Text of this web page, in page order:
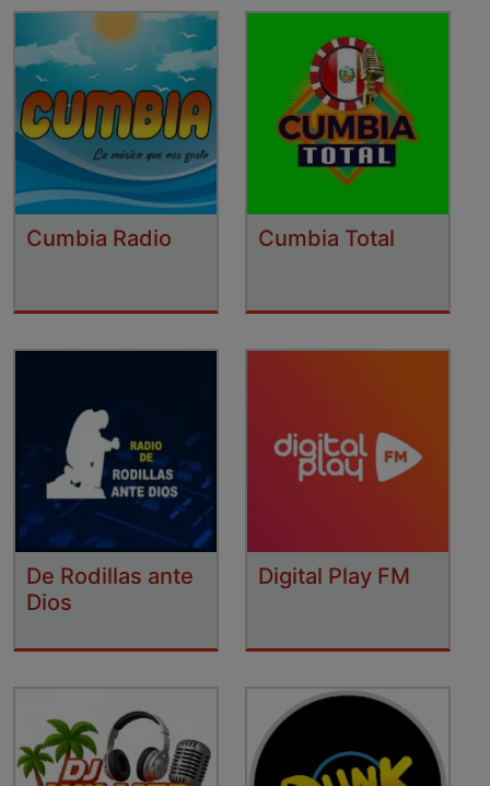
Cumbia Radio Cumbia Total
De Rodillas ante
Dios
Digital Play FM